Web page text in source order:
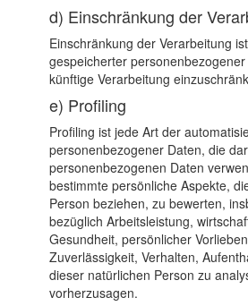
d) Einschränkung der
Einschränkung der Verarbeitung
gespeicherter
künftige Verarbeitung
e) Profiling
Profiling ist jede Art der
personenbezogener Daten, die
personenbezogenen Daten
bestimmte persönliche Aspekte,
Person beziehen, zu bewerten,
bezüglich Arbeitsleistung,
Gesundheit, persönlicher
Zuverlässigkeit, Verhalten,
dieser natürlichen Person zu
vorherzusagen.